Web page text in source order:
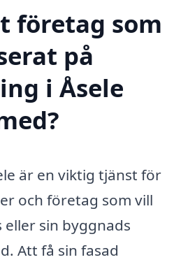
företag som
på
i Åsele
är en viktig tjänst för
och företag som vill
sin byggnads
Att få sin fasad